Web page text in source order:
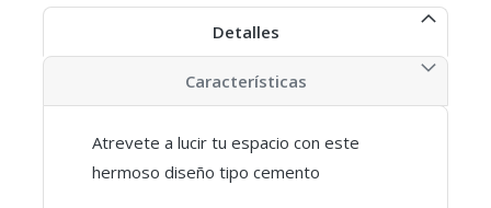
Detalles
Atrevete a lucir tu espacio con este
hermoso diseño tipo cemento
Características